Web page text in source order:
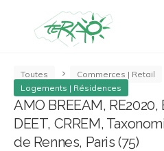
Toutes Commerces | Retail
Logements | Résidences
AMO BREEAM,
DEET, CRREM,
de Rennes, Paris (75)